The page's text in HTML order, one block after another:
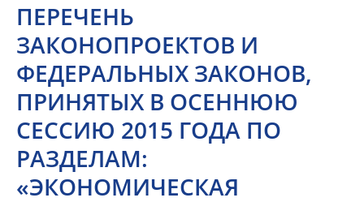
ПЕРЕЧЕНЬ
ЗАКОНОПРОЕКТОВ И
ФЕДЕРАЛЬНЫХ ЗАКОНОВ,
ПРИНЯТЫХ В ОСЕННЮЮ
СЕССИЮ 2015 ГОДА ПО
РАЗДЕЛАМ:
«ЭКОНОМИЧЕСКАЯ